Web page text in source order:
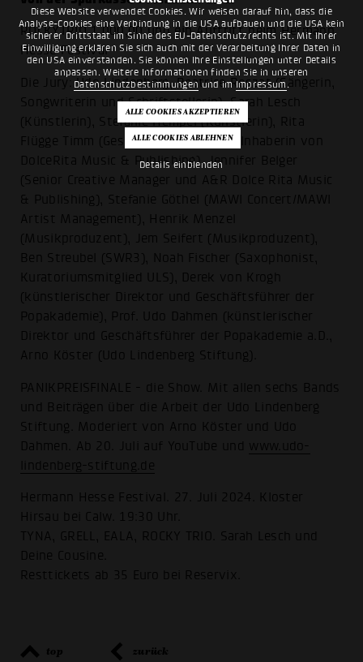
Diese Website verwendet Cookies. Wir weisen darauf hin, dass die
Analyse-Cookies eine Verbindung in die USA aufbauen und die USA kein
sicherer Drittstaat im Sinne des EU-Datenschutzrechts ist. Mit Ihrer
Einwilligung erklären Sie sich auch mit der Verarbeitung Ihrer Daten in
den USA einverstanden. Sie können Ihre Einstellungen unter Details
anpassen. Weitere Informationen finden Sie in unseren
Datenschutzbestimmungenund imImpressum .
Details einblenden
ROCKYTRIO 1.000,00 und ein Auftritt beim Hermann
Hesse Festival
Die Jury: Udo Lindenberg, Beatrice Reszat (Sängerin,
Songwriterin und Schriftstellerin), Sarah Lesch
(Künstlerin), Stefanie Hempel (Künstlerin), Rita
Flügge Timm (Geschäftsführerin und Inhaberin von
DolceRita Music & Publishing), Jennifer Belger
(Senior Creative Manager und A&R Dolce Rita Music
& Publishing), Stefanie Göthel (MAWI Concert/MAWI
Artist Management), Henrik Menzel
(Musikproduzent), Jem Seifert (Musikproduzent),
Ben Streubel (SWR3), Noah Fischer (Saxophonist,
Kuratoriumsmitglied ULS), Derek von Krogh
(künstlerischer Direktor und Geschäftsführer der
Popakademie), Prof. Udo Dahmen (künstlerischer
Direktor und Geschäftsführer der Popakademie a.D.,
Arno Köster (Udo Lindenberg Stiftung).
PANIKPREISFINALE - die Show. Mit allen sechs Bands
und Beiträgen über die Arbeit der Udo Lindenberg
Stiftung. Moderiert von Arno Köster und Udo
Dahmen. Ab 20. Juli auf YouTube und www.udo-
lindenberg-stiftung.de
Hermann Hesse Festival. 27. Juli 2024. Kloster
Hirsau bei Calw. 19:30 Uhr.
TYNA, GRELL, EALA, ROCKY TRIO. Sarah Lesch und
Deine Cousine.
Resttickets ab 35 Euro bei Reservix.
top zurück